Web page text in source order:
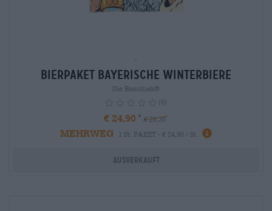
-
Bierpaket bayerische Winterbiere
Die Bierothek®
(0)
€ 24,90 € 28,30
MEHRWEG 1 St. PAKET - € 24,90 / St. info
Ausverkauft